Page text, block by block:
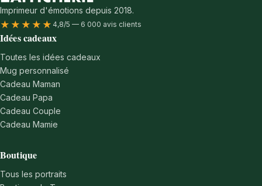
Imprimeur d'émotions depuis 2018.
★★★★★ 4,8/5 — 6 000 avis clients
Idées cadeaux
Toutes les idées cadeaux
Mug personnalisé
Cadeau Maman
Cadeau Papa
Cadeau Couple
Cadeau Mamie
Boutique
Tous les portraits